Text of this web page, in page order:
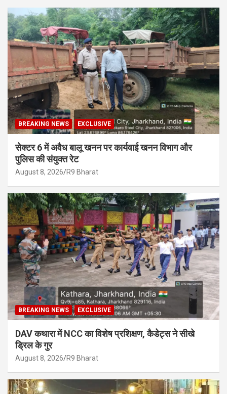
BREAKING NEWS EXCLUSIVE
सेक्टर 6 में अवैध बालू खनन पर कार्यवाई खनन विभाग और
पुलिस की संयुक्त रेट
August 8, 2026 R9 Bharat
BREAKING NEWS EXCLUSIVE
DAV कथारा में NCC का विशेष प्रशिक्षण, कैडेट्स ने सीखे
ड्रिल के गुर
August 8, 2026 R9 Bharat